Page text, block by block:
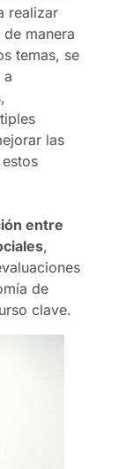
realizar
manera
temas, se
a
las
entre
,
de
clave.